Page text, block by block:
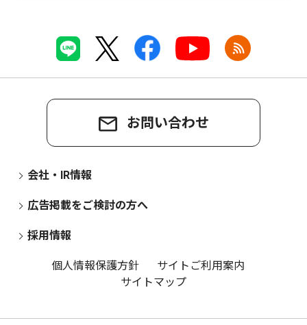
お問い合わせ
会社・IR情報
広告掲載をご検討の方へ
採用情報
個人情報保護方針
サイトご利用案内
サイトマップ